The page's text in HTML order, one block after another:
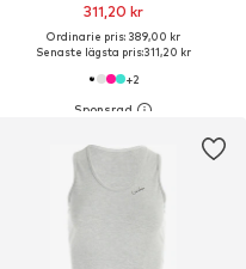
311,20 kr
Ordinarie pris: 389,00 kr
Senaste lägsta pris:311,20 kr
+2